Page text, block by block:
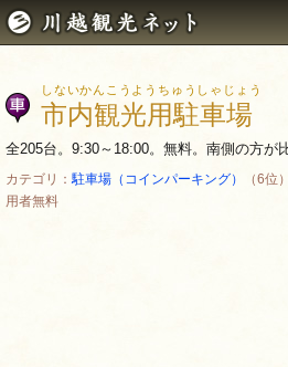
しないかんこうようちゅうしゃじょう
市内観光用駐車場
全205台。9:30～18:00。無料。南側の方が
カテゴリ：駐車場（コインパーキング） （6
用者無料